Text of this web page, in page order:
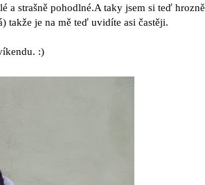
a strašně pohodlné.A taky jsem si teď hrozně
takže je na mě teď uvidíte asi častěji.
:)